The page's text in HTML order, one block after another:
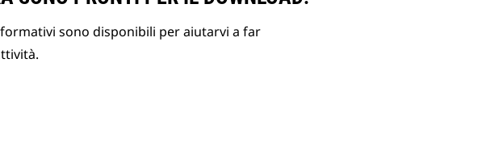
sono disponibili per aiutarvi a far